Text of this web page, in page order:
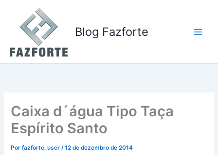
conteúdo
Blog Fazforte
Caixa d´água Tipo Taça
Espírito Santo
Porfazforte_user/12 de dezembro de 2014